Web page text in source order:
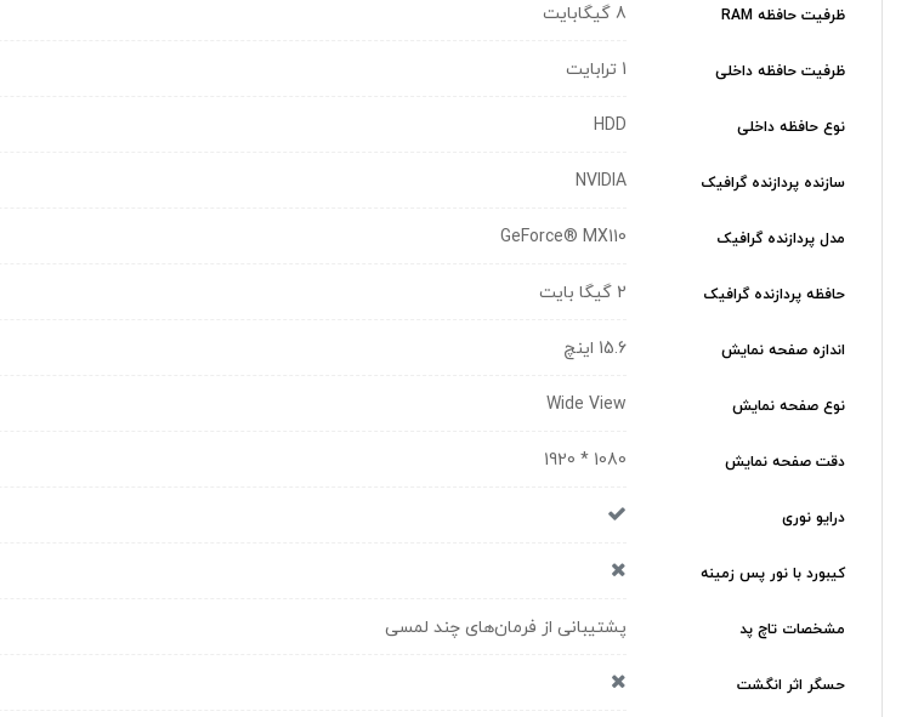
ظرفیت حافظه RAM 8 گیگابایت
ظرفیت حافظه داخلی 1 ترابایت
نوع حافظه داخلی HDD
سازنده پردازنده گرافیک NVIDIA
مدل پردازنده گرافیک GeForce® MX110
حافظه پردازنده گرافیک 2 گیگا بایت
اندازه صفحه نمایش 15.6 اینچ
نوع صفحه نمایش Wide View
دقت صفحه نمایش 1080 * 1920
درایو نوری
کیبورد با نور پس زمینه
مشخصات تاچ پد پشتیبانی از فرمان‌های چند لمسی
حسگر اثر انگشت